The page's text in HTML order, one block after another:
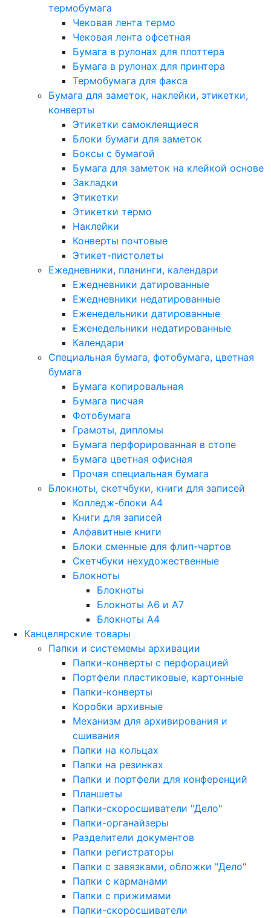
термобумага
Чековая лента термо
Чековая лента офсетная
Бумага в рулонах для плоттера
Бумага в рулонах для принтера
Термобумага для факса
Бумага для заметок, наклейки, этикетки,
конверты
Этикетки самоклеящиеся
Блоки бумаги для заметок
Боксы с бумагой
Бумага для заметок на клейкой основе
Закладки
Этикетки
Этикетки термо
Наклейки
Конверты почтовые
Этикет-пистолеты
Ежедневники, планинги, календари
Ежедневники датированные
Ежедневники недатированные
Еженедельники датированные
Еженедельники недатированные
Календари
Специальная бумага, фотобумага, цветная
бумага
Бумага копировальная
Бумага писчая
Фотобумага
Грамоты, дипломы
Бумага перфорированная в стопе
Бумага цветная офисная
Прочая специальная бумага
Блокноты, скетчбуки, книги для записей
Колледж-блоки А4
Книги для записей
Алфавитные книги
Блоки сменные для флип-чартов
Скетчбуки нехудожественные
Блокноты
Блокноты
Блокноты A6 и A7
Блокноты A4
Канцелярские товары
Папки и системемы архивации
Папки-конверты с перфорацией
Портфели пластиковые, картонные
Папки-конверты
Коробки архивные
Механизм для архивирования и
сшивания
Папки на кольцах
Папки на резинках
Папки и портфели для конференций
Планшеты
Папки-скоросшиватели "Дело"
Папки-органайзеры
Разделители документов
Папки регистраторы
Папки с завязками, обложки "Дело"
Папки с карманами
Папки с прижимами
Папки-скоросшиватели